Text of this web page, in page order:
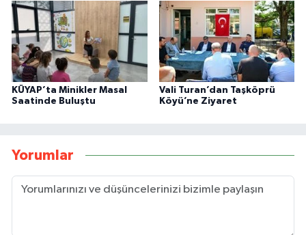
KÜYAP’ta Minikler Masal
Saatinde Buluştu
Vali Turan’dan Taşköprü
Köyü’ne Ziyaret
Yorumlar